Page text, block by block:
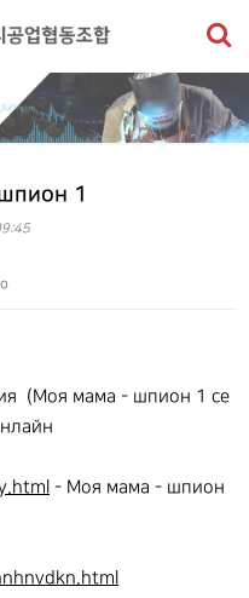
1
(Моя мама - шпион 1 се
- Моя мама - шпион